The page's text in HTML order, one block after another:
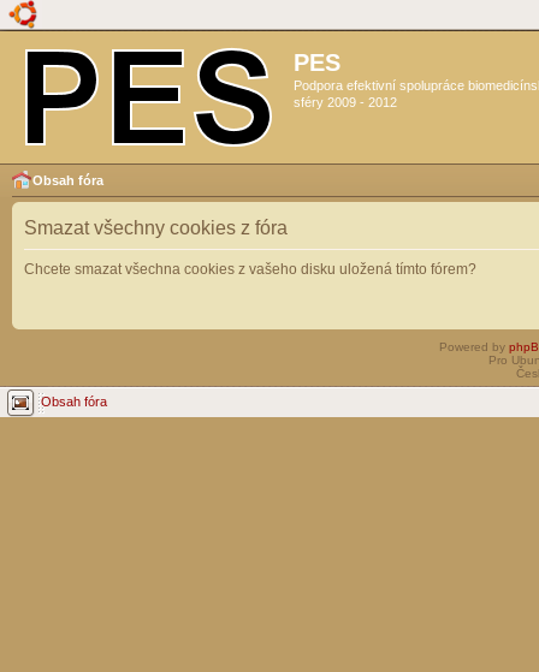
PES
Podpora efektivní spolupráce
sféry 2009 - 2012
Obsah fóra
Smazat všechny cookies z fóra
Chcete smazat všechna cookies z vašeho disku uložená tímto fórem?
Powered by
Pro
Obsah fóra